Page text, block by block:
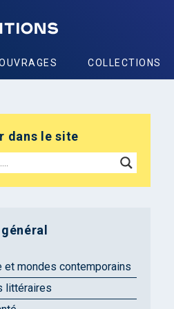
COLLECTIONS
dans le site
et mondes contemporains
littéraires